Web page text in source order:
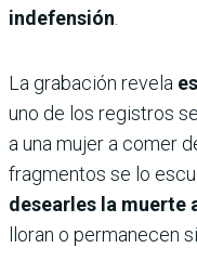
indefensión
La grabación revela
uno de los registros
a una mujer a comer
fragmentos se lo
desearles la muerte
lloran o permanecen